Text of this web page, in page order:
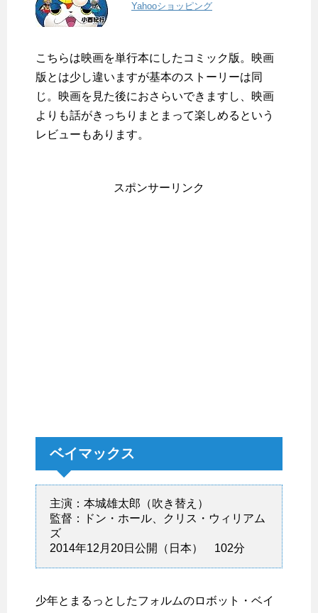
Yahooショッピング
こちらは映画を単行本にしたコミック版。映画
版とは少し違いますが基本のストーリーは同
じ。映画を見た後におさらいできますし、映画
よりも話がきっちりまとまって楽しめるという
レビューもあります。
スポンサーリンク
ベイマックス
主演：本城雄太郎（吹き替え）
監督：ドン・ホール、クリス・ウィリアム
ズ
2014年12月20日公開（日本） 102分
少年とまるっとしたフォルムのロボット・ベイ